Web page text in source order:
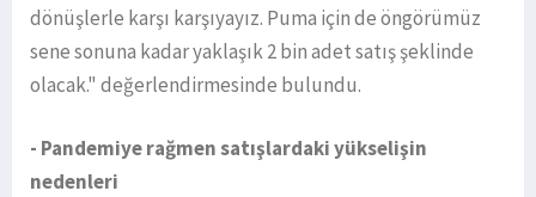
dönüşlerle karşı karşıyayız. Puma için de öngörümüz
sene sonuna kadar yaklaşık 2 bin adet satış şeklinde
olacak." değerlendirmesinde bulundu.
- Pandemiye rağmen satışlardaki yükselişin
nedenleri